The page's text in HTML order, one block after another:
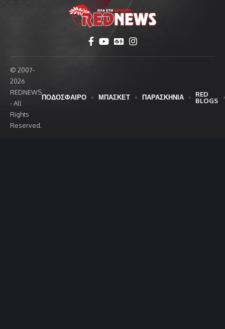
© 2007-
2026
REDNEWS
- All
Rights
Reserved.
ΠΟΔΟΣΦΑΙΡΟ ΜΠΑΣΚΕΤ ΠΑΡΑΣΚΗΝΙΑ
RED
BLOGS